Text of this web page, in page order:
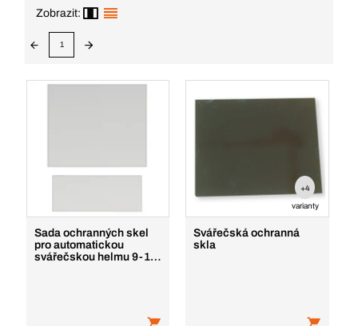
Zobrazit:
1
Sada ochranných skel
pro automatickou
svářečskou helmu 9-13
+4
varianty
Svářečská ochranná
skla